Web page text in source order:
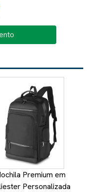
Premium em
Personalizada